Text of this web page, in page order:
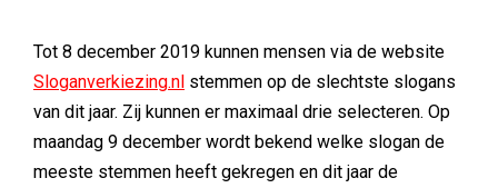
Tot 8 december 2019 kunnen mensen via de website
Sloganverkiezing.nl stemmen op de slechtste slogans
van dit jaar. Zij kunnen er maximaal drie selecteren. Op
maandag 9 december wordt bekend welke slogan de
meeste stemmen heeft gekregen en dit jaar de